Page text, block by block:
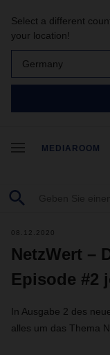
Select a different
your location!
Germany
MEDIAROOM
08.12.2020
NetzWert –
Episode #2
In Ausgabe 2 des
alles um das Thema